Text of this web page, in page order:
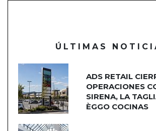
ÚLTIMAS
ADS RETAIL
OPERACIONES
SIRENA, LA
ÈGGO COCINAS